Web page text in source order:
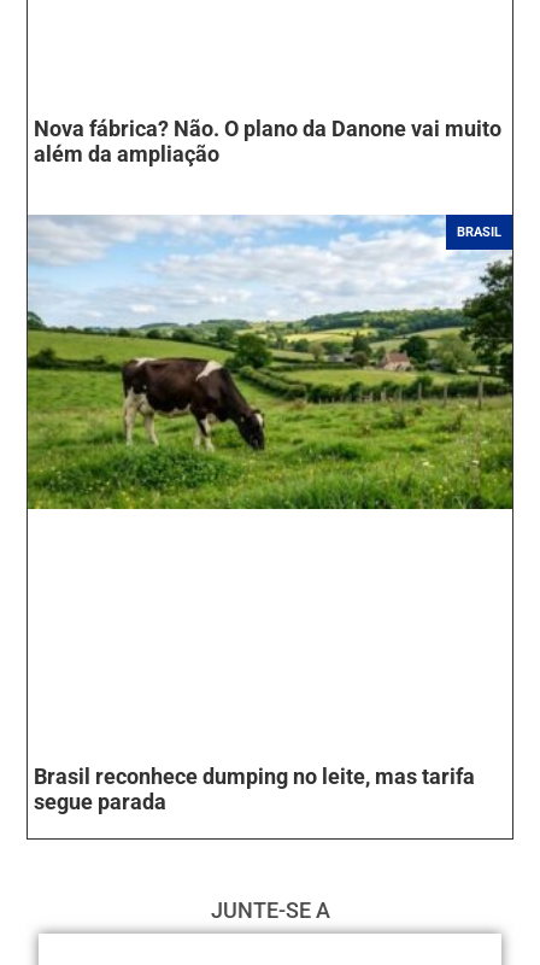
Nova fábrica? Não. O plano da Danone vai muito
além da ampliação
BRASIL
Brasil reconhece dumping no leite, mas tarifa
segue parada
JUNTE-SE A